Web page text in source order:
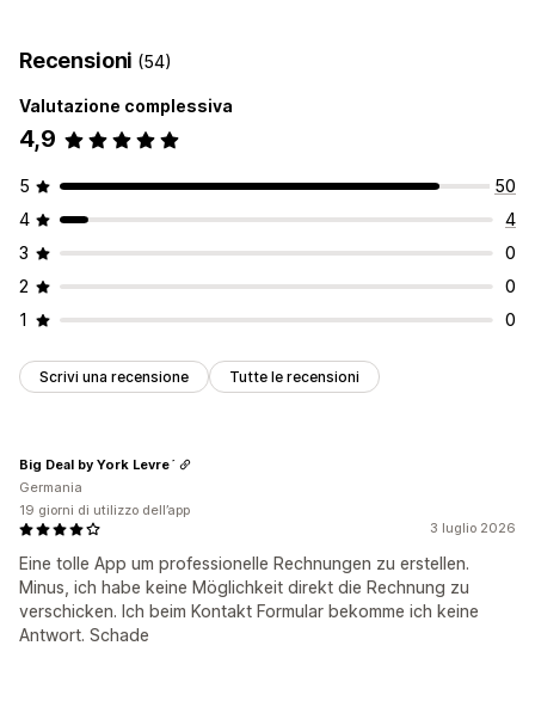
Resi
Personalizzazione
Colore e font Branding
Calcolo delle imposte
Gestione dei file
Download in blocco Denominazione dei file
Generazione di PDF Stampa ed esportazione
Recensioni (54)
Valutazione complessiva
4,9
5
50
4
4
3
0
2
0
1
0
Scrivi una recensione Tutte le recensioni
3 luglio 2026
Eine tolle App um professionelle Rechnungen zu erstellen.
Minus, ich habe keine Möglichkeit direkt die Rechnung zu
verschicken. Ich beim Kontakt Formular bekomme ich keine
Antwort. Schade
Big Deal by York Levre´
Germania
19 giorni di utilizzo dell’app